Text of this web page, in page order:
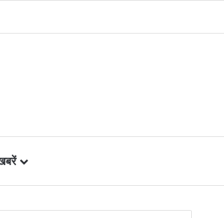
और साक्ष्य-आधारित निर्णय प्रणाली को मिलेगा बढ़ावा….